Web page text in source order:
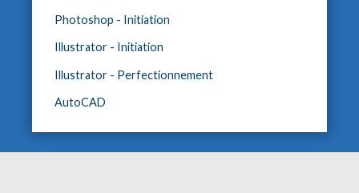
Photoshop - Initiation
Illustrator - Initiation
Illustrator - Perfectionnement
AutoCAD